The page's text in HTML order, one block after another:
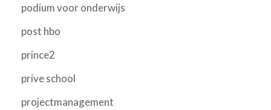
podium voor onderwijs
post hbo
prince2
prive school
projectmanagement